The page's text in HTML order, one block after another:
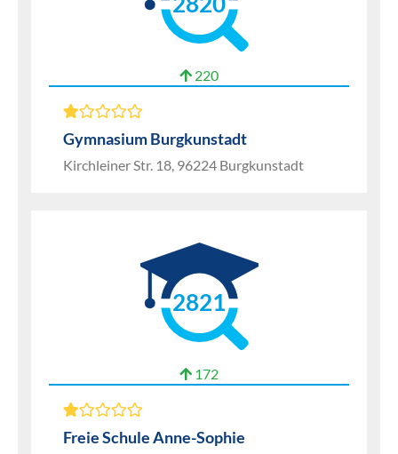
220
Gymnasium Burgkunstadt
Kirchleiner Str. 18, 96224 Burgkunstadt
2821
172
Freie Schule Anne-Sophie